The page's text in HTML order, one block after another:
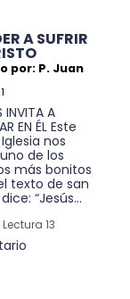
A SUFRIR
por: P. Juan
INVITA A
EN ÉL Este
nos
de los
más bonitos
texto de san
“Jesús...
13